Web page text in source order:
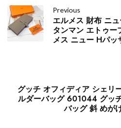
Previous
エルメス 財布 ニ
タンマン エトゥ
メス ニュー Hパッ
グッチ オフィディア シェリ
ルダーバッグ 601044 グッ
バッグ 斜 めが